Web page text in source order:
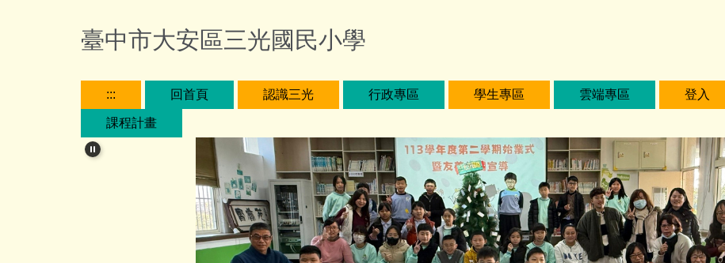
臺中市大安區三光國民小學
::: 回首頁 認識三光 行政專區 學生專區 雲端專區 登入
課程計畫